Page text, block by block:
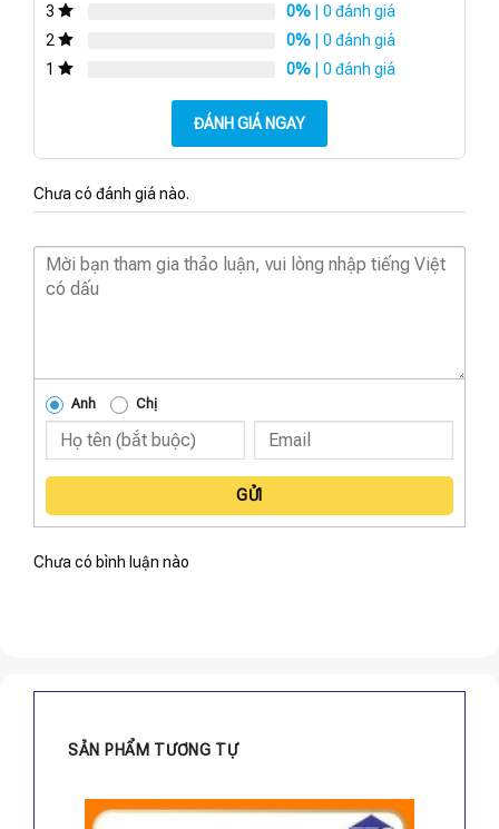
3
0% | 0 đánh giá
2
0% | 0 đánh giá
1
0% | 0 đánh giá
ĐÁNH GIÁ NGAY
Chưa có đánh giá nào.
Anh Chị
GỬI
Chưa có bình luận nào
SẢN PHẨM TƯƠNG TỰ